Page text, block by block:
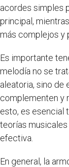
acordes simples
principal,
más complejos y
Es importante
melodía no se
aleatoria, sino de
complementen y
esto, es esencial
teorías
efectiva.
En general, la